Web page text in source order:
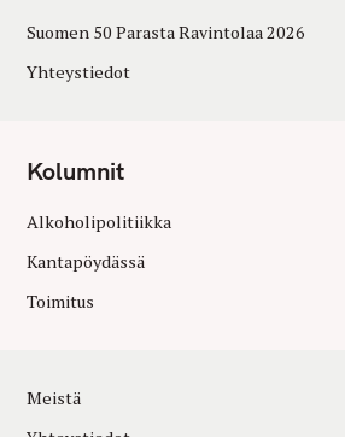
Suomen 50 Parasta Ravintolaa 2026
Yhteystiedot
Kolumnit
Alkoholipolitiikka
Kantapöydässä
Toimitus
Meistä